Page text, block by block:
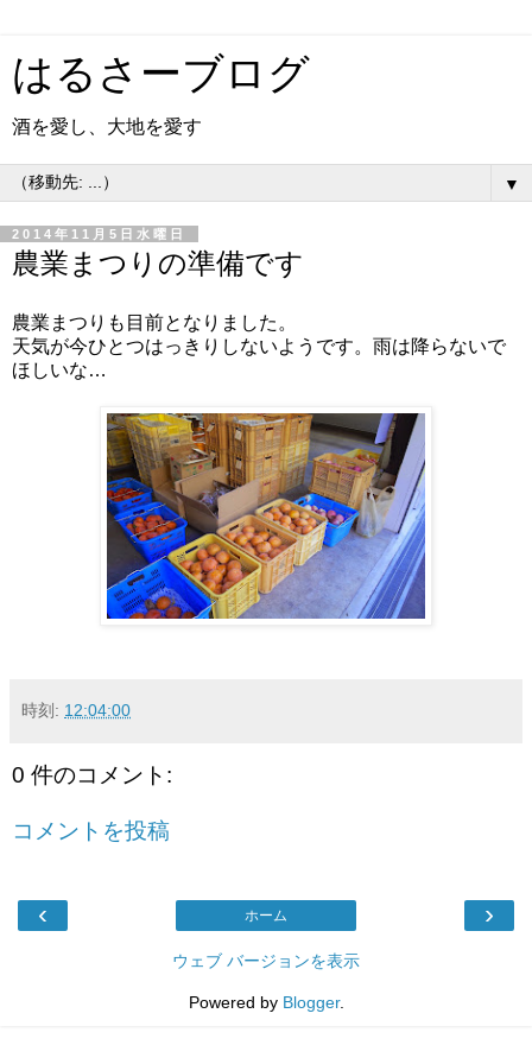
はるさーブログ
酒を愛し、大地を愛す
▼
2014年11月5日水曜日
農業まつりの準備です
農業まつりも目前となりました。
天気が今ひとつはっきりしないようです。雨は降らないで
ほしいな…
時刻: 12:04:00
0 件のコメント:
コメントを投稿
‹ ›
ホーム
ウェブ バージョンを表示
Powered by Blogger.